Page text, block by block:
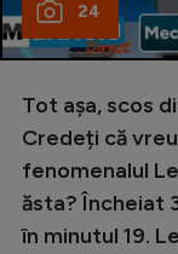
24
Tot așa, scos
Credeți că
fenomenalul
ăsta? Încheiat
în minutul 19.